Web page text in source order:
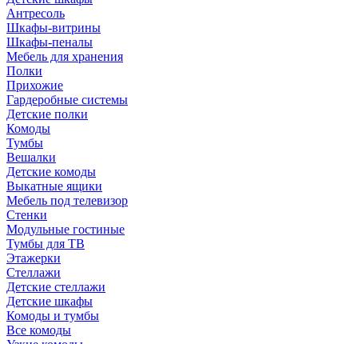
Антресоль
Шкафы-витрины
Шкафы-пеналы
Мебель для хранения
Полки
Прихожие
Гардеробные системы
Детские полки
Комоды
Тумбы
Вешалки
Детские комоды
Выкатные ящики
Мебель под телевизор
Стенки
Модульные гостиные
Тумбы для ТВ
Этажерки
Стеллажи
Детские стеллажи
Детские шкафы
Комоды и тумбы
Все комоды